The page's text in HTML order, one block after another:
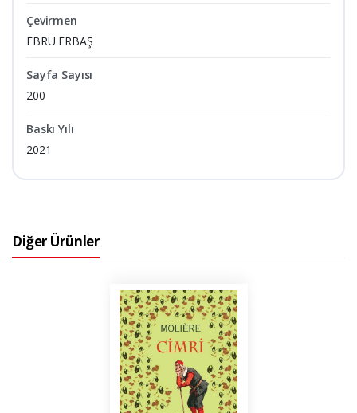
Çevirmen
EBRU ERBAŞ
Sayfa Sayısı
200
Baskı Yılı
2021
Diğer Ürünler